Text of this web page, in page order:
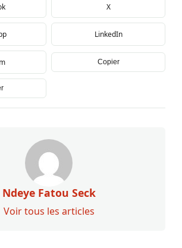
X
LinkedIn
Copier
Ndeye Fatou Seck
Voir tous les articles